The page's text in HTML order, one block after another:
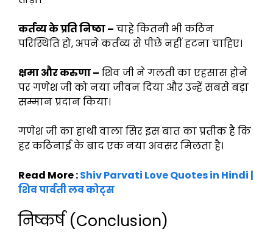
कर्तव्य के प्रति निष्ठा – चाहे कितनी भी कठिन
परिस्थिति हो, अपने कर्तव्य से पीछे नहीं हटना चाहिए।
क्षमा और करुणा – शिव जी ने गलती का एहसास होने
पर गणेश जी को नया जीवन दिया और उन्हें सबसे बड़ा
सम्मान प्रदान किया।
गणेश जी का हाथी वाला सिर इस बात का प्रतीक है कि
हर कठिनाई के बाद एक नया अवसर मिलता है।
Read More :Shiv Parvati Love Quotes in Hindi |
शिव पार्वती लव कोट्स
निष्कर्ष (Conclusion)